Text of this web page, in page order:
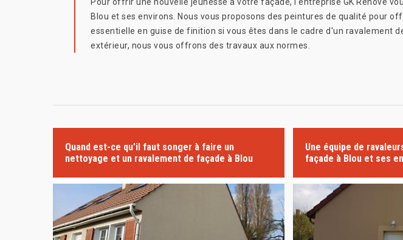
Pour offrir une nouvelle jeunesse à votre façade, l'entreprise GK Rénové
Blou et ses environs. Nous vous proposons des peintures de qualité pour
essentielle en guise de finition si vous êtes dans le cadre d'un ravalement
extérieur, nous vous offrons des travaux aux normes.
Quand est-ce qu'il faut songer à faire un
nettoyage et un ravalement de façade à Blou
Une équipe de
façade à Blou et ses